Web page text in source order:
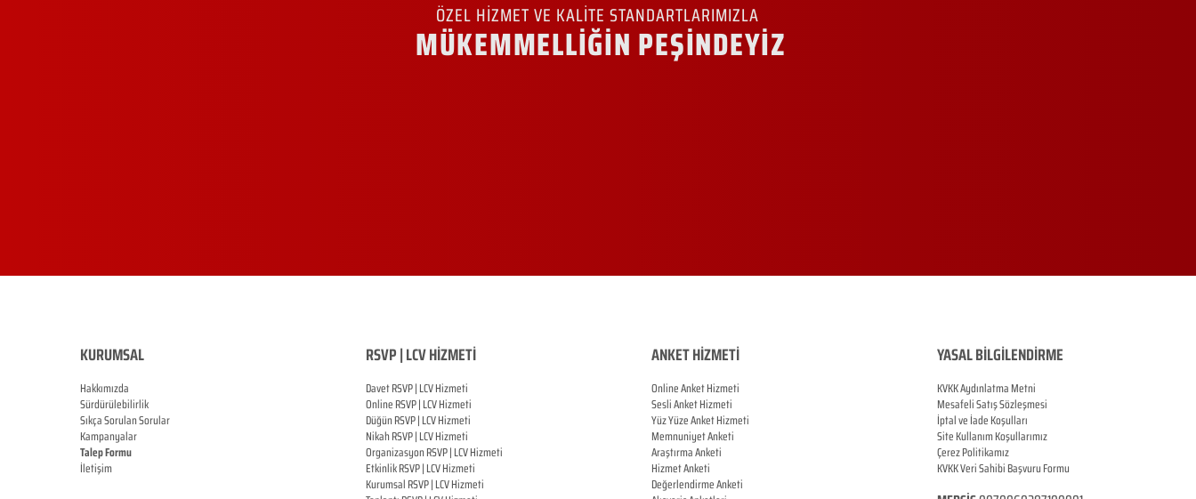
ÖZEL HİZMET VE KALİTE STANDARTLARIMIZLA
MÜKEMMELLİĞİN PEŞİNDEYİZ
KURUMSAL
Hakkımızda
Sürdürülebilirlik
Sıkça Sorulan Sorular
Kampanyalar
Talep Formu
İletişim
RSVP | LCV HİZMETİ
Davet RSVP | LCV Hizmeti
OnlineRSVP |LCV Hizmeti
DüğünRSVP |LCV Hizmeti
NikahRSVP |LCV Hizmeti
OrganizasyonRSVP |LCV Hizmeti
EtkinlikRSVP |LCV Hizmeti
KurumsalRSVP |LCV Hizmeti
ANKET HİZMETİ
Online Anket Hizmeti
Sesli Anket Hizmeti
Yüz Yüze Anket Hizmeti
Memnuniyet Anketi
Araştırma Anketi
Hizmet Anketi
Değerlendirme Anketi
YASAL BİLGİLENDİRME
KVKK Aydınlatma Metni
Mesafeli Satış Sözleşmesi
İptal ve İade Koşulları
Site Kullanım Koşullarımız
Çerez Politikamız
KVKK Veri Sahibi Başvuru Formu